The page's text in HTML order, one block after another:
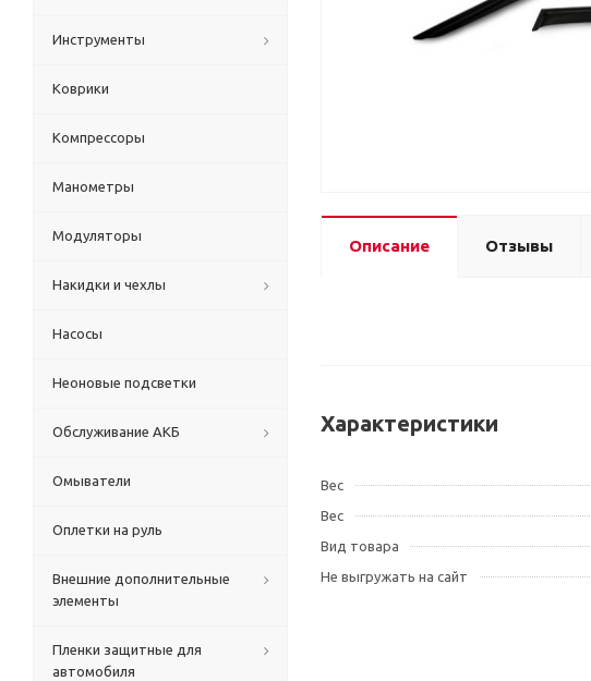
Описание Отзывы
Характеристики
Вес
Вес
Вид товара
Не выгружать на сайт
Инструменты
Коврики
Компрессоры
Манометры
Модуляторы
Накидки и чехлы
Насосы
Неоновые подсветки
Обслуживание АКБ
Омыватели
Оплетки на руль
Внешние дополнительные
элементы
Пленки защитные для
автомобиля